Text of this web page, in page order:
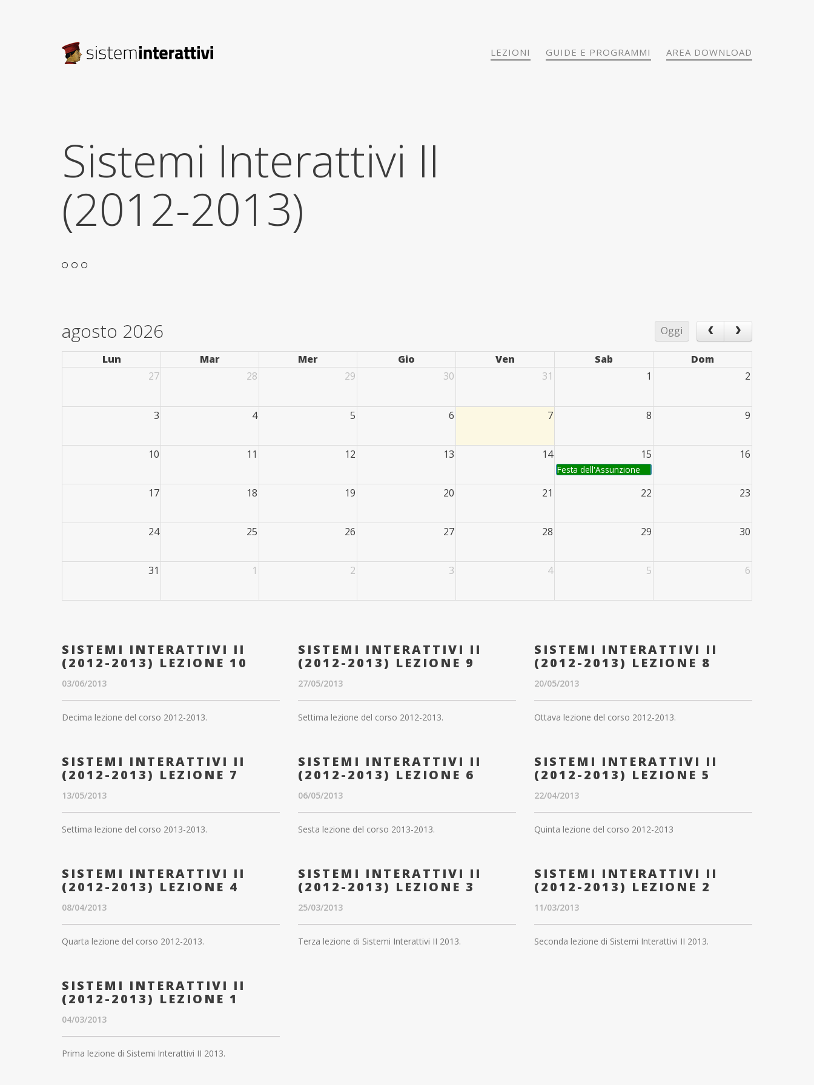
LEZIONI GUIDE E PROGRAMMI AREA DOWNLOAD
Sistemi Interattivi II
(2012-2013)
agosto 2026 Oggi
Lun Mar Mer Gio Ven Sab
Dom
27
28 29 30 31 1 2
3 4 5 6 7 8 9
10 11 12 13 14 15 16
Festa dell'Assunzione
17 18 19 20 21 22 23
24 25 26 27 28 29 30
31 1 2 3 4 5 6
SISTEMI INTERATTIVI II
(2012-2013) LEZIONE 10
03/06/2013
Decima lezione del corso 2012-2013.
SISTEMI INTERATTIVI II
(2012-2013) LEZIONE 9
27/05/2013
Settima lezione del corso 2012-2013.
SISTEMI INTERATTIVI II
(2012-2013) LEZIONE 8
20/05/2013
Ottava lezione del corso 2012-2013.
SISTEMI INTERATTIVI II
(2012-2013) LEZIONE 7
13/05/2013
Settima lezione del corso 2013-2013.
SISTEMI INTERATTIVI II
(2012-2013) LEZIONE 6
06/05/2013
Sesta lezione del corso 2013-2013.
SISTEMI INTERATTIVI II
(2012-2013) LEZIONE 5
22/04/2013
Quinta lezione del corso 2012-2013
SISTEMI INTERATTIVI II
(2012-2013) LEZIONE 4
08/04/2013
Quarta lezione del corso 2012-2013.
SISTEMI INTERATTIVI II
(2012-2013) LEZIONE 3
25/03/2013
Terza lezione di Sistemi Interattivi II 2013.
SISTEMI INTERATTIVI II
(2012-2013) LEZIONE 2
11/03/2013
Seconda lezione di Sistemi Interattivi II 2013.
SISTEMI INTERATTIVI II
(2012-2013) LEZIONE 1
04/03/2013
Prima lezione di Sistemi Interattivi II 2013.